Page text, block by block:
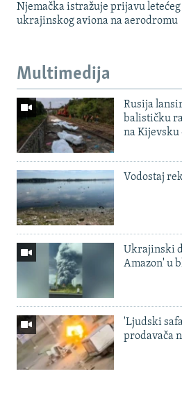
Njemačka istražuje prijavu
ukrajinskog aviona na aerodromu
Multimedija
Rusija
balističku
na Kijevsku
Vodostaj
Ukrajinski
Amazon' u
'Ljudski
prodavača